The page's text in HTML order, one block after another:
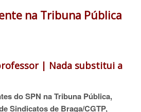
na Tribuna Pública
| Nada substitui a
do SPN na Tribuna Pública,
Sindicatos de Braga/CGTP,